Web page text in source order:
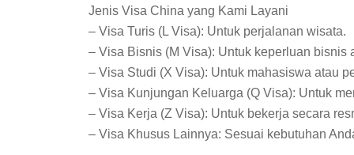
Jenis Visa China yang Kami Layani
– Visa Turis (L Visa): Untuk perjalanan wisata.
– Visa Bisnis (M Visa): Untuk keperluan bisnis
– Visa Studi (X Visa): Untuk mahasiswa atau
– Visa Kunjungan Keluarga (Q Visa): Untuk
– Visa Kerja (Z Visa): Untuk bekerja secara
– Visa Khusus Lainnya: Sesuai kebutuhan